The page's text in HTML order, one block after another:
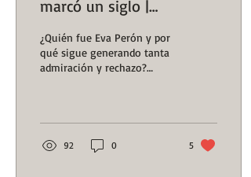
marcó un siglo |
#GenHistoria | Huellas de
la Historia
¿Quién fue Eva Perón y por
qué sigue generando tanta
admiración y rechazo?
Evita en la Argentina.
92 0 5